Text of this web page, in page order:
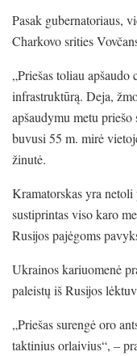
Pasak gubernatoriaus,
Charkovo srities
„Priešas toliau
infrastruktūrą. Deja,
apšaudymu metu
buvusi 55 m. mirė
žinutė.
Kramatorskas yra
sustiprintas viso karo
Rusijos pajėgoms
Ukrainos kariuomenė
paleistų iš Rusijos
„Priešas surengė oro
taktinius orlaivius“, –